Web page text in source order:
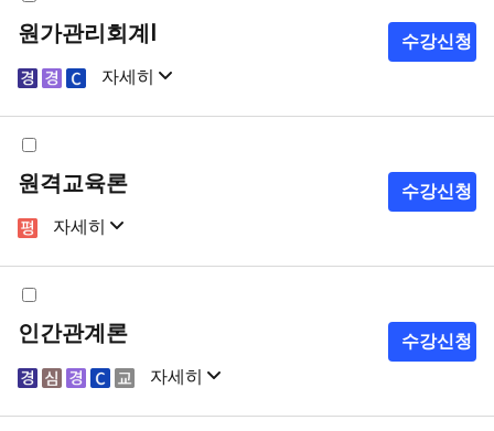
원가관리회계Ⅰ
자세히
샘플강의 강의계획서
수강신청
원격교육론
자세히
샘플강의 강의계획서
수강신청
인간관계론
자세히
샘플강의 강의계획서
수강신청